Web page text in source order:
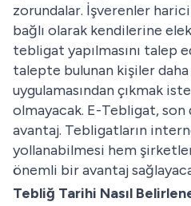
zorundalar. İşverenler
bağlı olarak kendilerine
tebligat yapılmasını talep
talepte bulunan kişiler
uygulamasından çıkmak
olmayacak. E-Tebligat,
avantaj. Tebligatların
yollanabilmesi hem
önemli bir avantaj
Tebliğ Tarihi Nasıl